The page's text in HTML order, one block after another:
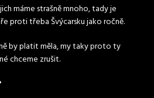
máme strašně mnoho, tady je
proti třeba Švýcarsku jako ročně.
by platit měla, my taky proto ty
chceme zrušit.